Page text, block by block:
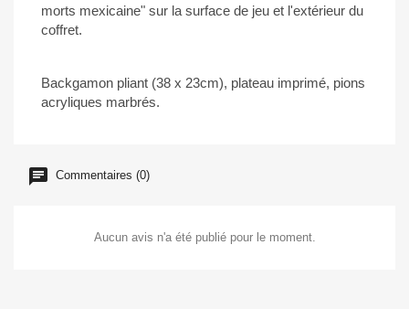
morts mexicaine" sur la surface de jeu et l'extérieur du
coffret.
Backgamon pliant (38 x 23cm), plateau imprimé, pions
acryliques marbrés.
Commentaires (0)
Aucun avis n'a été publié pour le moment.